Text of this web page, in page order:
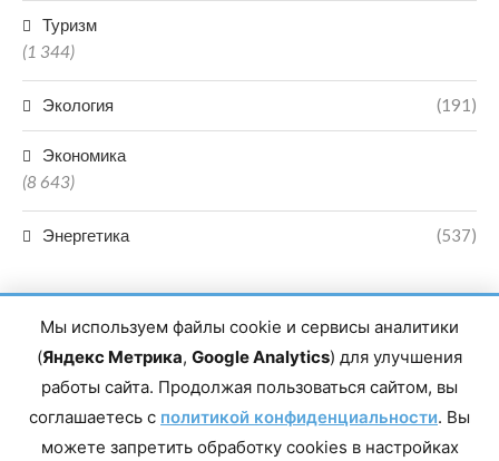
Туризм
(1 344)
Экология (191)
Экономика
(8 643)
Энергетика (537)
Главный редактор сетевого издания Магомаев Тимур Нухович.
Контакты редакции: 8(988)-292-94-34 Почта: vestiskfo@gmail.com По
Республика Дагестан, г. Махачкала, пр-т Насрутдинова, д. 1а. Все
Мы используем файлы cookie и сервисы аналитики
(Яндекс Метрика, Google Analytics) для улучшения
работы сайта. Продолжая пользоваться сайтом, вы
соглашаетесь с политикой конфиденциальности. Вы
можете запретить обработку cookies в настройках